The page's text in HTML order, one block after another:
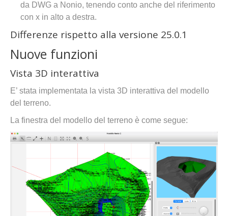
da DWG a Nonio, tenendo conto anche del riferimento
con x in alto a destra.
Differenze rispetto alla versione 25.0.1
Nuove funzioni
Vista 3D interattiva
E’ stata implementata la vista 3D interattiva del modello
del terreno.
La finestra del modello del terreno è come segue: